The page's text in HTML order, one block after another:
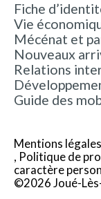
Fiche
Vie
Mécénat et
Nouveaux
Relations
Guide des
Mentions légales
Politique de
caractère
©2026 Joué-